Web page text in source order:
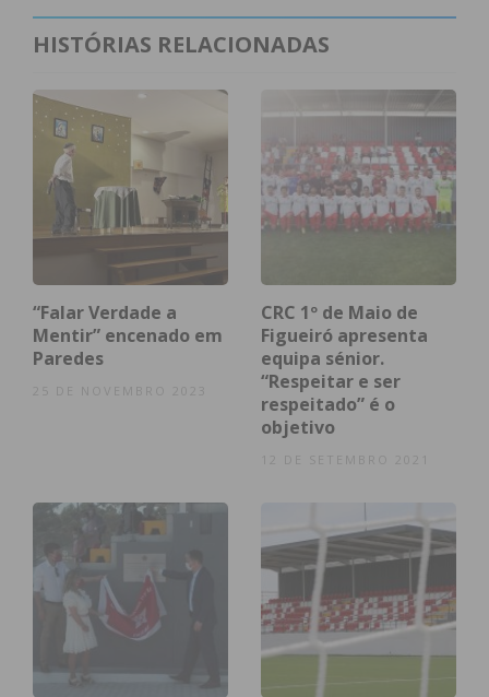
Subscreva a newsletter do
Imediato
Assine nossa newsletter por e-mail e
atualizada.
condições
HISTÓRIAS RELACIONADAS
“Falar Verdade a
Mentir” encenado em
Paredes
CRC 1º de Maio de
Figueiró apresenta
equipa sénior.
“Respeitar e ser
respeitado” é o
objetivo
12 DE SETEMBRO 2021